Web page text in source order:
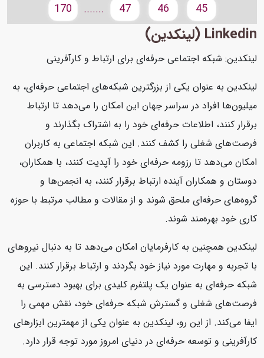
45
46
47
.......
170
Linkedin (لینکدین)
لینکدین: شبکه اجتماعی حرفه‌ای برای ارتباط و کارآفرینی
لینکدین به عنوان یکی از بزرگترین شبکه‌های اجتماعی حرفه‌ای، به
میلیون‌ها افراد در سراسر جهان این امکان را می‌دهد تا ارتباط
برقرار کنند، اطلاعات حرفه‌ای خود را به اشتراک بگذارند و
فرصت‌های شغلی را کشف کنند. این شبکه اجتماعی به کاربران
امکان می‌دهد تا رزومه حرفه‌ای خود را آپدیت کنند، با همکاران،
دوستان و همکاران آینده ارتباط برقرار کنند، به انجمن‌ها و
گروه‌های حرفه‌ای ملحق شوند و از مقالات و مطالب مرتبط با حوزه
کاری خود بهره‌مند شوند.
لینکدین همچنین به کارفرمایان امکان می‌دهد تا به دنبال نیروهای
با تجربه و مهارت مورد نیاز خود بگردند و ارتباط برقرار کنند. این
شبکه حرفه‌ای به عنوان یک پلتفرم کلیدی برای بهبود دسترسی به
فرصت‌های شغلی و گسترش شبکه حرفه‌ای خود، نقش مهمی را
ایفا می‌کند. از این رو، لینکدین به عنوان یکی از مهمترین ابزارهای
کارآفرینی و توسعه حرفه‌ای در دنیای امروز مورد توجه قرار دارد.